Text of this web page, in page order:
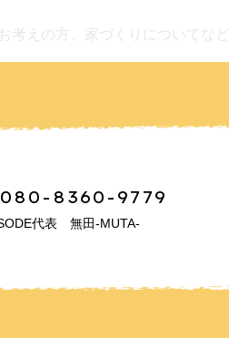
考えの方、家づくりについてな
8360-9779
代表 無田-MUTA-